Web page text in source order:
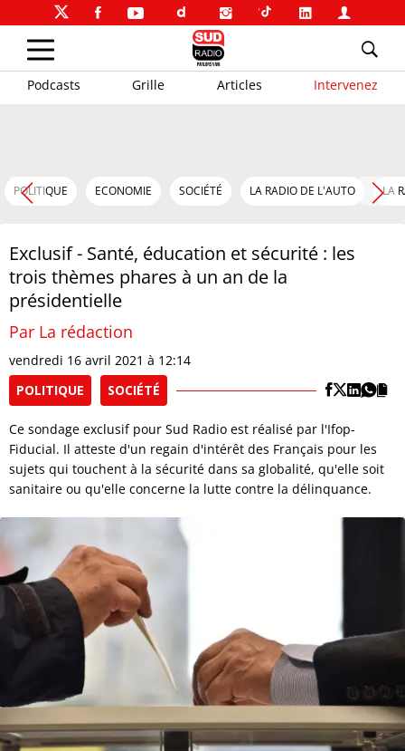
Podcasts Grille Articles Intervenez
POLITIQUE ECONOMIE SOCIÉTÉ LA RADIO DE L'AUTO LA
Exclusif - Santé, éducation et sécurité : les
trois thèmes phares à un an de la
présidentielle
Par La rédaction
vendredi 16 avril 2021 à 12:14
POLITIQUE
SOCIÉTÉ
Ce sondage exclusif pour Sud Radio est réalisé par l'Ifop-
Fiducial. Il atteste d'un regain d'intérêt des Français pour les
sujets qui touchent à la sécurité dans sa globalité, qu'elle soit
sanitaire ou qu'elle concerne la lutte contre la délinquance.